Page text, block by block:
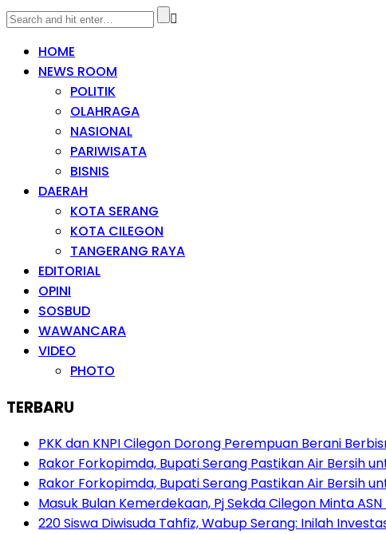
HOME
NEWS ROOM
POLITIK
OLAHRAGA
NASIONAL
PARIWISATA
BISNIS
DAERAH
KOTA SERANG
KOTA CILEGON
TANGERANG RAYA
EDITORIAL
OPINI
SOSBUD
WAWANCARA
VIDEO
PHOTO
TERBARU
PKK dan KNPI Cilegon Dorong Perempuan Berani
Rakor Forkopimda, Bupati Serang Pastikan Air Bersih
Rakor Forkopimda, Bupati Serang Pastikan Air Bersih
Masuk Bulan Kemerdekaan, Pj Sekda Cilegon Minta
220 Siswa Diwisuda Tahfiz, Wabup Serang: Inilah